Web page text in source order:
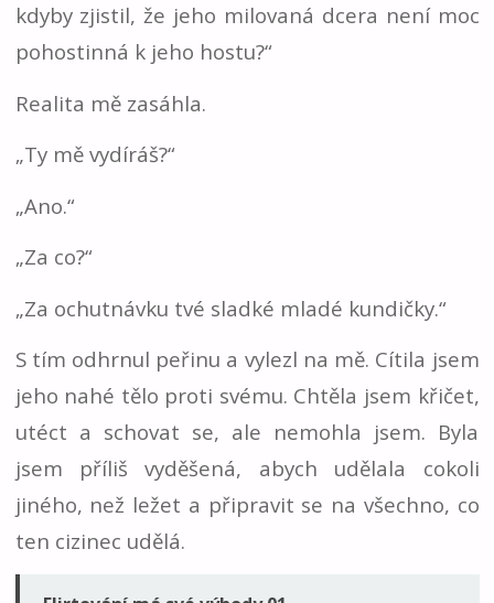
kdyby zjistil, že jeho milovaná dcera není moc
pohostinná k jeho hostu?“
Realita mě zasáhla.
„Ty mě vydíráš?“
„Ano.“
„Za co?“
„Za ochutnávku tvé sladké mladé kundičky.“
S tím odhrnul peřinu a vylezl na mě. Cítila jsem
jeho nahé tělo proti svému. Chtěla jsem křičet,
utéct a schovat se, ale nemohla jsem. Byla
jsem příliš vyděšená, abych udělala cokoli
jiného, než ležet a připravit se na všechno, co
ten cizinec udělá.